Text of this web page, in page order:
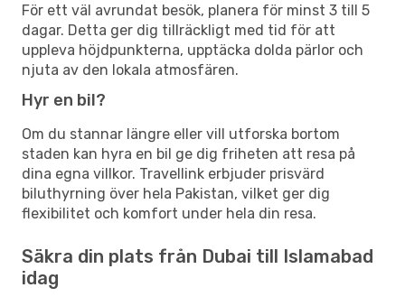
För ett väl avrundat besök, planera för minst 3 till 5
dagar. Detta ger dig tillräckligt med tid för att
uppleva höjdpunkterna, upptäcka dolda pärlor och
njuta av den lokala atmosfären.
Hyr en bil?
Om du stannar längre eller vill utforska bortom
staden kan hyra en bil ge dig friheten att resa på
dina egna villkor. Travellink erbjuder prisvärd
biluthyrning över hela Pakistan, vilket ger dig
flexibilitet och komfort under hela din resa.
Säkra din plats från Dubai till Islamabad
idag